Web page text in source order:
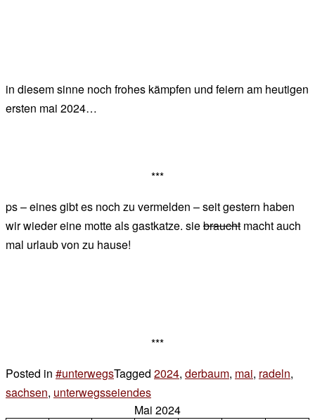
in diesem sinne noch frohes kämpfen und feiern am heutigen
ersten mai 2024…
***
ps – eines gibt es noch zu vermelden – seit gestern haben
wir wieder eine motte als gastkatze. siebraucht macht auch
mal urlaub von zu hause!
***
Posted in #unterwegsTagged 2024, derbaum, mai, radeln,
sachsen, unterwegsseiendes
zu
Mai 2024